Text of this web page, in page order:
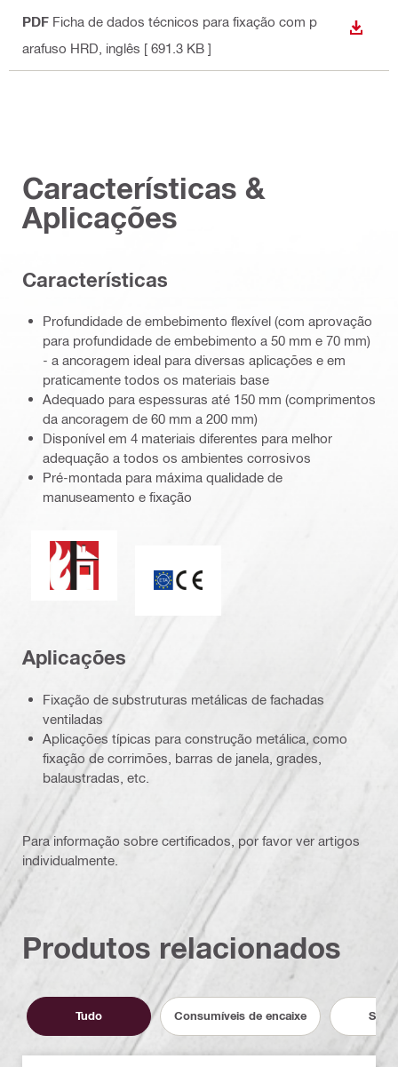
PDF Ficha de dados técnicos para fixação com p
arafuso HRD , inglês [ 691.3 KB ]
Características &
Aplicações
Características
Profundidade de embebimento flexível (com aprovação
para profundidade de embebimento a 50 mm e 70 mm)
- a ancoragem ideal para diversas aplicações e em
praticamente todos os materiais base
Adequado para espessuras até 150 mm (comprimentos
da ancoragem de 60 mm a 200 mm)
Disponível em 4 materiais diferentes para melhor
adequação a todos os ambientes corrosivos
Pré-montada para máxima qualidade de
manuseamento e fixação
Resistência ao fogo
Aplicações
Fixação de substruturas metálicas de fachadas
ventiladas
Aplicações típicas para construção metálica, como
fixação de corrimões, barras de janela, grades,
balaustradas, etc.
Para informação sobre certificados, por favor ver artigos
individualmente.
Produtos relacionados
Tudo Consumíveis de encaixe